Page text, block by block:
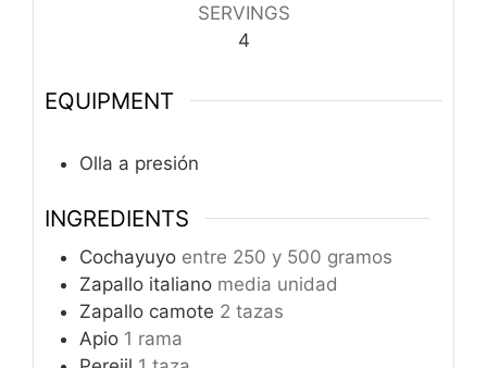
SERVINGS
4
EQUIPMENT
Olla a presión
INGREDIENTS
Cochayuyo entre 250 y 500 gramos
Zapallo italiano media unidad
Zapallo camote 2 tazas
Apio 1 rama